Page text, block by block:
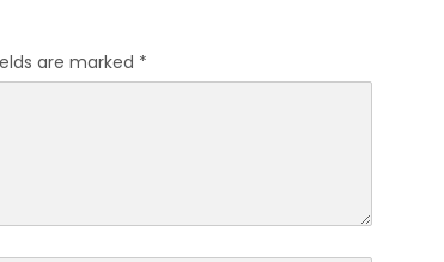
are marked *